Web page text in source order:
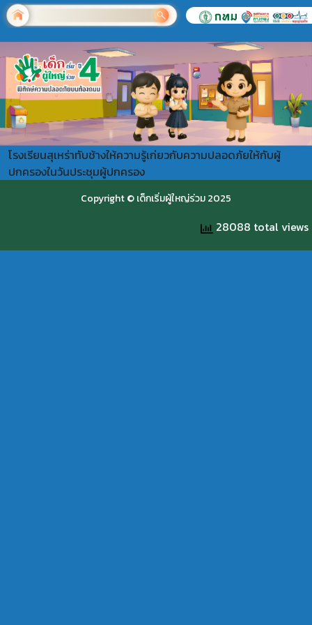
โรงเรียนสุเหร่าทับช้างให้ความรู้เก่ยวกับความปลอดภัยให้กับผู้
ปกครองในวันประชุมผู้ปกครอง
Copyright © เด็กเริ่มผู้ใหญ่ร่วม 2025
28088 total views